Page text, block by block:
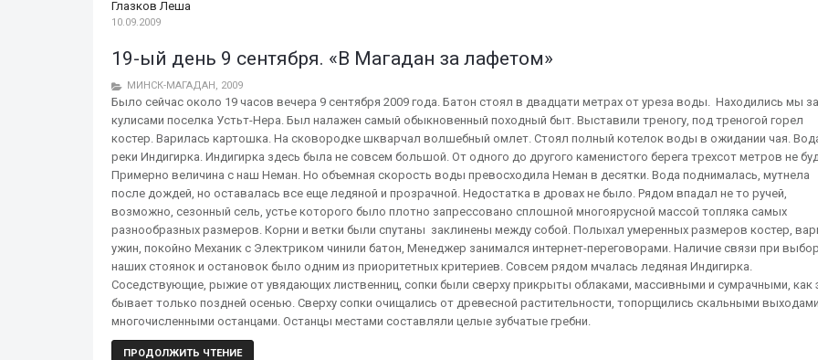
Глазков Леша
10.09.2009
19-ый день 9 сентября. «В Магадан за лафетом»
МИНСК-МАГАДАН, 2009
Было сейчас около 19 часов вечера 9 сентября 2009 года. Батон стоял в двадцати метрах от уреза воды. Находились мы за
кулисами поселка Устьт-Нера. Был налажен самый обыкновенный походный быт. Выставили треногу, под треногой горел
костер. Варилась картошка. На сковородке шкварчал волшебный омлет. Стоял полный котелок воды в ожидании чая.
реки Индигирка. Индигирка здесь была не совсем большой. От одного до другого каменистого берега трехсот метров не
Примерно величина с наш Неман. Но объемная скорость воды превосходила Неман в десятки. Вода поднималась, мутнела
после дождей, но оставалась все еще ледяной и прозрачной. Недостатка в дровах не было. Рядом впадал не то ручей,
возможно, сезонный сель, устье которого было плотно запрессовано сплошной многоярусной массой топляка самых
разнообразных размеров. Корни и ветки были спутаны заклинены между собой. Полыхал умеренных размеров костер,
ужин, покойно Механик с Электриком чинили батон, Менеджер занимался интернет-переговорами. Наличие связи при
наших стоянок и остановок было одним из приоритетных критериев. Совсем рядом мчалась ледяная Индигирка.
Соседствующие, рыжие от увядающих лиственниц, сопки были сверху прикрыты облаками, массивными и сумрачными, как
бывает только поздней осенью. Сверху сопки очищались от древесной растительности, топорщились скальными
многочисленными останцами. Останцы местами составляли целые зубчатые гребни.
ПРОДОЛЖИТЬ ЧТЕНИЕ